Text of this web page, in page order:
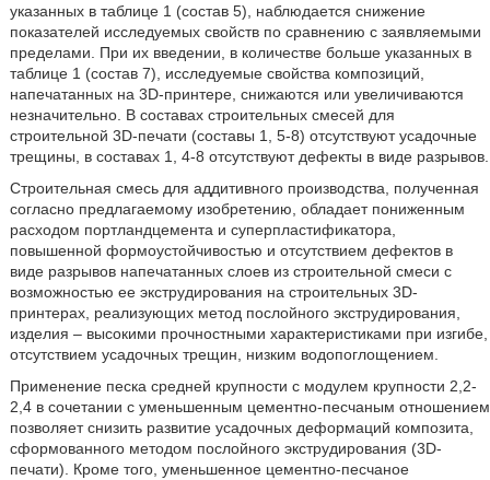
указанных в таблице 1 (состав 5), наблюдается снижение
показателей исследуемых свойств по сравнению с заявляемыми
пределами. При их введении, в количестве больше указанных в
таблице 1 (состав 7), исследуемые свойства композиций,
напечатанных на 3D-принтере, снижаются или увеличиваются
незначительно. В составах строительных смесей для
строительной 3D-печати (составы 1, 5-8) отсутствуют усадочные
трещины, в составах 1, 4-8 отсутствуют дефекты в виде разрывов.
Строительная смесь для аддитивного производства, полученная
согласно предлагаемому изобретению, обладает пониженным
расходом портландцемента и суперпластификатора,
повышенной формоустойчивостью и отсутствием дефектов в
виде разрывов напечатанных слоев из строительной смеси с
возможностью ее экструдирования на строительных 3D-
принтерах, реализующих метод послойного экструдирования,
изделия – высокими прочностными характеристиками при изгибе,
отсутствием усадочных трещин, низким водопоглощением.
Применение песка средней крупности с модулем крупности 2,2-
2,4 в сочетании с уменьшенным цементно-песчаным отношением
позволяет снизить развитие усадочных деформаций композита,
сформованного методом послойного экструдирования (3D-
печати). Кроме того, уменьшенное цементно-песчаное